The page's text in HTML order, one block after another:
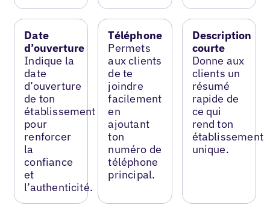
Date
d’ouverture
Indique la
date
d’ouverture
de ton
établissement
pour
renforcer
la
confiance
et
l’authenticité.
Téléphone
Permets
aux clients
de te
joindre
facilement
en
ajoutant
ton
numéro de
téléphone
principal.
Description
courte
Donne aux
clients un
résumé
rapide de
ce qui
rend ton
établissement
unique.